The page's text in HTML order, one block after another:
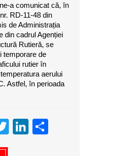
a comunicat că, în
RD-11-48 din
de Administrația
din cadrul Agenției
Rutieră, se
temporare de
rutier în
aerului
Astfel, în perioada
TwitterLinkedIn